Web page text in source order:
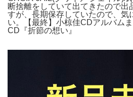
断捨離をしていて出てきたので出
すが、長期保存していたので、気
い。【最終】小椋佳CDアルバム
CD『折節の想い』